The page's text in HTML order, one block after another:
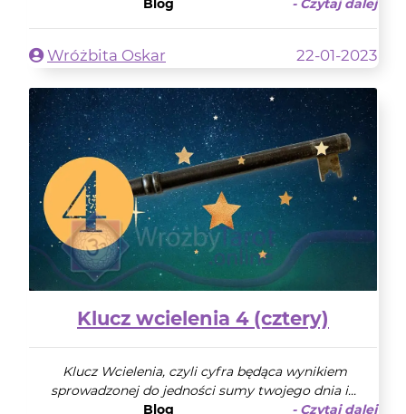
Blog
- Czytaj dalej
Wróżbita Oskar 22-01-2023
Klucz wcielenia 4 (cztery)
Klucz Wcielenia, czyli cyfra będąca wynikiem
sprowadzonej do jedności sumy twojego dnia i...
Blog
- Czytaj dalej